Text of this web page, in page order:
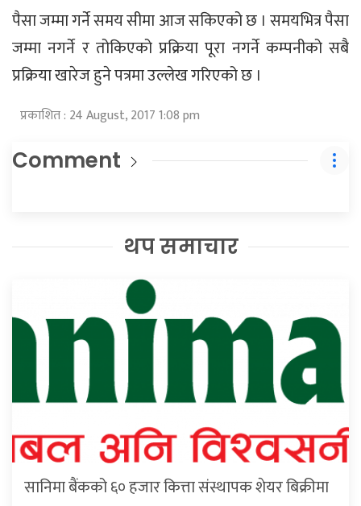
पैसा जम्मा गर्ने समय सीमा आज सकिएको छ । समयभित्र पैसा
जम्मा नगर्ने र तोकिएको प्रक्रिया पूरा नगर्ने कम्पनीको सबै
प्रक्रिया खारेज हुने पत्रमा उल्लेख गरिएको छ ।
प्रकाशित : 24 August, 2017 1:08 pm
Comment
थप समाचार
सानिमा बैंकको ६० हजार कित्ता संस्थापक शेयर बिक्रीमा